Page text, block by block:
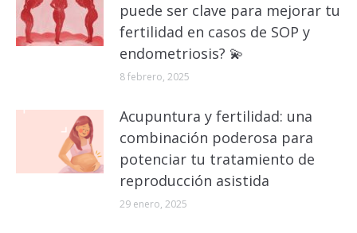
puede ser clave para mejorar tu
fertilidad en casos de SOP y
endometriosis? 💫
8 febrero, 2025
Acupuntura y fertilidad: una
combinación poderosa para
potenciar tu tratamiento de
reproducción asistida
29 enero, 2025